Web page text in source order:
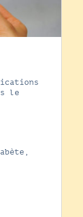
le
,